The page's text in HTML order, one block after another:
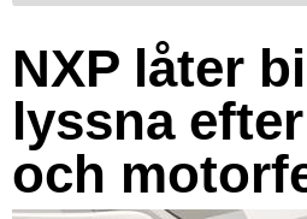
NXP låter
lyssna
och